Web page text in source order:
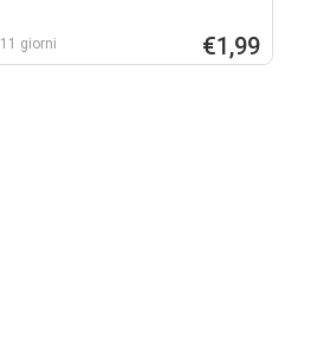
11 giorni €1,99